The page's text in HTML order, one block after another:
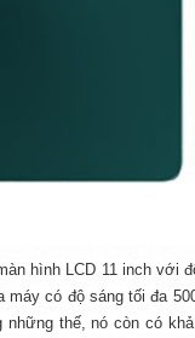
hình LCD 11 inch với
máy có độ sáng tối đa
những thế, nó còn có